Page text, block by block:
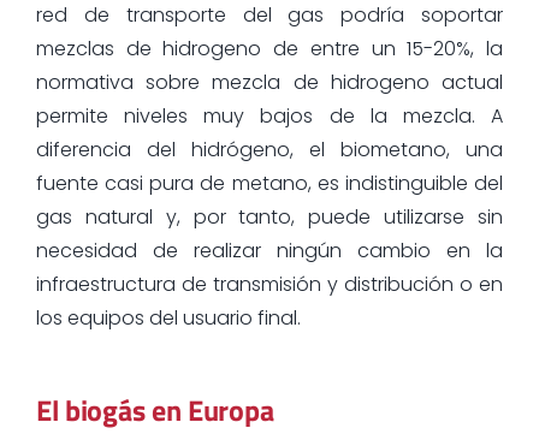
red de transporte del gas podría soportar
mezclas de hidrogeno de entre un 15-20%, la
normativa sobre mezcla de hidrogeno actual
permite niveles muy bajos de la mezcla. A
diferencia del hidrógeno, el biometano, una
fuente casi pura de metano, es indistinguible del
gas natural y, por tanto, puede utilizarse sin
necesidad de realizar ningún cambio en la
infraestructura de transmisión y distribución o en
los equipos del usuario final.
El biogás en Europa